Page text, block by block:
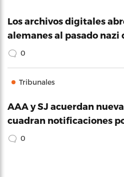
Los archivos digitales
alemanes al pasado nazi
0
Tribunales
AAA y SJ acuerdan
cuadran notificaciones
0